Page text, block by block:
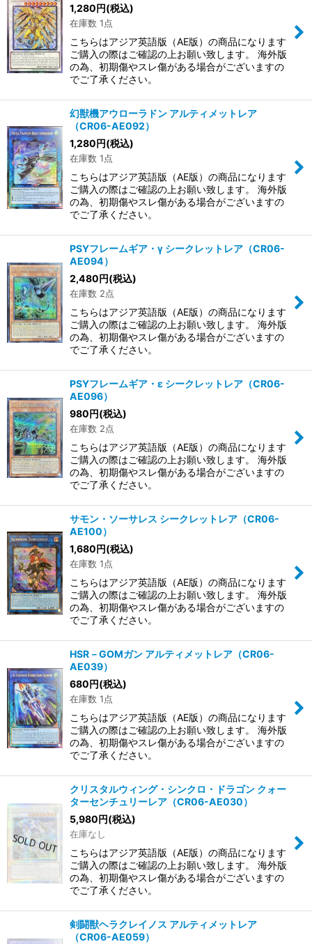
1,280円(税込)
在庫数 1点
こちらはアジア英語版（AE版）の商品になります
ご購入の際はご確認の上お願い致します。 海外版
の為、初期傷やスレ傷がある場合がございますの
でご了承ください。
幻獣機アウローラドン アルティメットレア
（CR06-AE092）
1,280円(税込)
在庫数 1点
こちらはアジア英語版（AE版）の商品になります
ご購入の際はご確認の上お願い致します。 海外版
の為、初期傷やスレ傷がある場合がございますの
でご了承ください。
PSYフレームギア・γ シークレットレア（CR06-
AE094）
2,480円(税込)
在庫数 2点
こちらはアジア英語版（AE版）の商品になります
ご購入の際はご確認の上お願い致します。 海外版
の為、初期傷やスレ傷がある場合がございますの
でご了承ください。
PSYフレームギア・ε シークレットレア（CR06-
AE096）
980円(税込)
在庫数 2点
こちらはアジア英語版（AE版）の商品になります
ご購入の際はご確認の上お願い致します。 海外版
の為、初期傷やスレ傷がある場合がございますの
でご了承ください。
サモン・ソーサレス シークレットレア（CR06-
AE100）
1,680円(税込)
在庫数 1点
こちらはアジア英語版（AE版）の商品になります
ご購入の際はご確認の上お願い致します。 海外版
の為、初期傷やスレ傷がある場合がございますの
でご了承ください。
HSR－GOMガン アルティメットレア（CR06-
AE039）
680円(税込)
在庫数 1点
こちらはアジア英語版（AE版）の商品になります
ご購入の際はご確認の上お願い致します。 海外版
の為、初期傷やスレ傷がある場合がございますの
でご了承ください。
クリスタルウィング・シンクロ・ドラゴン クォー
ターセンチュリーレア（CR06-AE030）
5,980円(税込)
在庫なし
こちらはアジア英語版（AE版）の商品になります
ご購入の際はご確認の上お願い致します。 海外版
の為、初期傷やスレ傷がある場合がございますの
でご了承ください。
剣闘獣ヘラクレイノス アルティメットレア
（CR06-AE059）